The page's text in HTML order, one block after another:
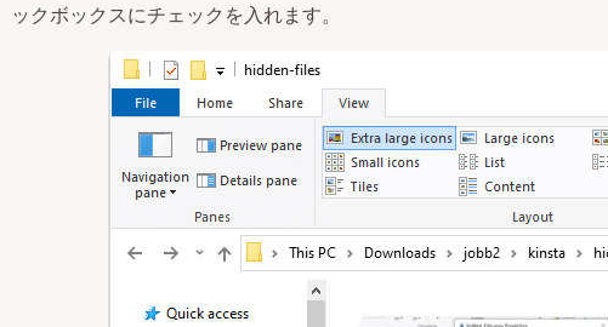
ックボックスにチェックを入れます。